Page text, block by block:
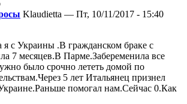
Klaudietta — Пт, 10/11/2017 - 15:40
я с Украины .В гражданском браке с
7 месяцев.В Парме.Забеременила все
было срочно лететь домой по
5 лет Итальянец признел
помогал нам.Сейчас 0.Как